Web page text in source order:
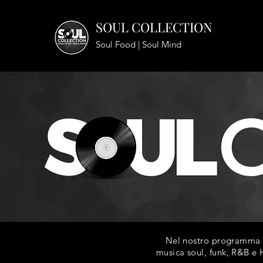
SOUL COLLECTION
Soul Food | Soul Mind
Nel nostro
musica soul, funk, R&B